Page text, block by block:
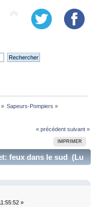
Sapeurs-Pompiers »
« précédent suivant »
IMPRIMER
feux dans le sud (Lu
»